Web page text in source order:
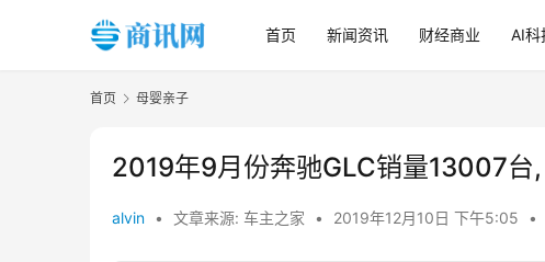
首页 新闻资讯 财经商业 AI科
首页 母婴亲子
2019年9月份奔驰GLC销量13007台
alvin • 文章来源: 车主之家 • 2019年12月10日 下午5:05 •